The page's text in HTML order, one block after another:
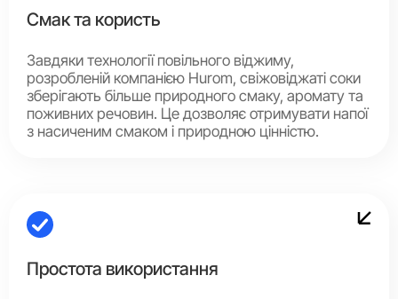
Смак та користь
Завдяки технології повільного віджиму,
розробленій компанією Hurom, свіжовіджаті соки
зберігають більше природного смаку, аромату та
поживних речовин. Це дозволяє отримувати напої
з насиченим смаком і природною цінністю.
Простота використання